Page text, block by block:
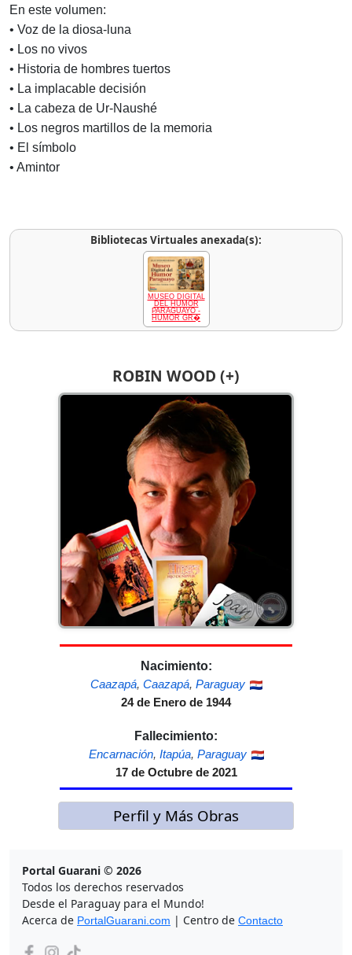
ROBIN WOOD (+)
Nacimiento:
Caazapá, Caazapá, Paraguay
24 de Enero de 1944
Fallecimiento:
Encarnación, Itapúa, Paraguay
17 de Octubre de 2021
Perfil y Más Obras
En este volumen:
• Voz de la diosa-luna
• Los no vivos
• Historia de hombres tuertos
• La implacable decisión
• La cabeza de Ur-Naushé
• Los negros martillos de la memoria
• El símbolo
• Amintor
Bibliotecas Virtuales anexada(s):
MUSEO DIGITAL
DEL HUMOR
PARAGUAYO -
HUMOR GR�
Portal Guarani © 2026
Todos los derechos reservados
Desde el Paraguay para el Mundo!
Acerca de PortalGuarani.com | Centro de Contacto